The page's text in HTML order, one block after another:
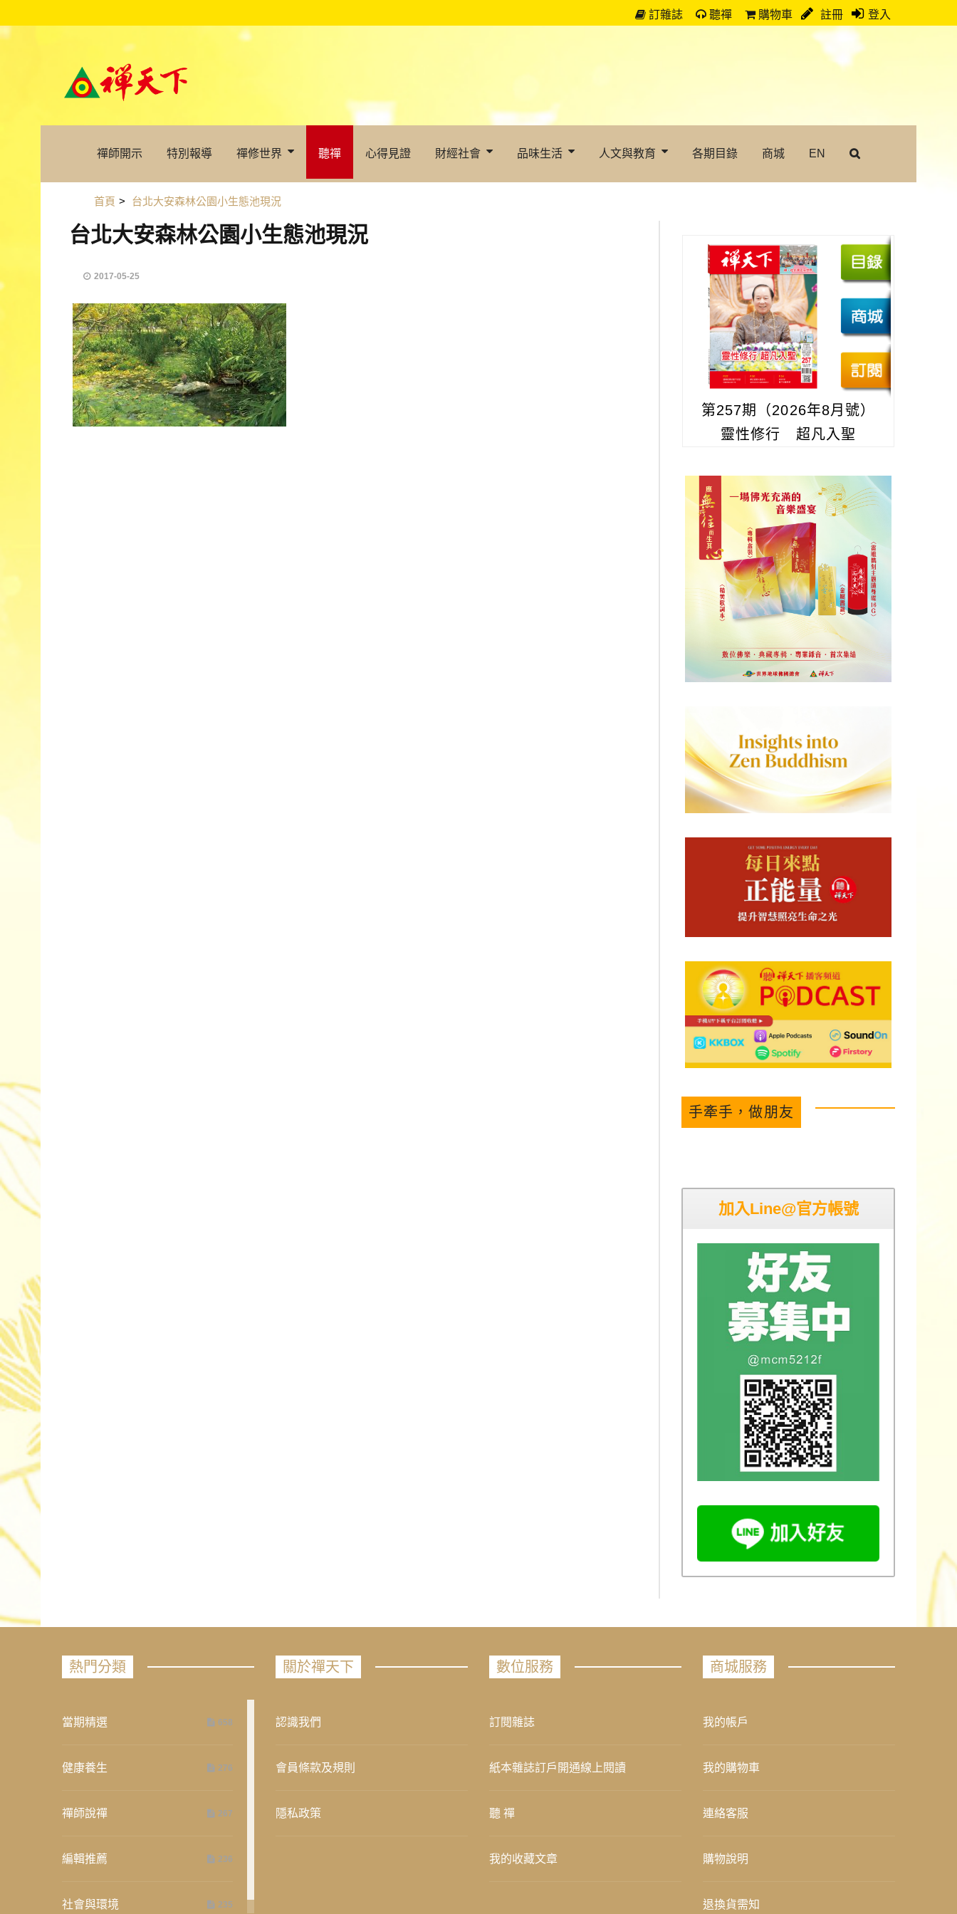
訂雜誌 聽禪 購物車 註冊 登入
禪師開示 特別報導 禪修世界 聽禪 心得見證 財經社會 品味生活 人文與教育 各期目錄 商城 EN
首頁 > 台北大安森林公園小生態池現況
台北大安森林公園小生態池現況
2017-05-25
第257期（2026年8月號）
靈性修行 超凡入聖
手牽手，做朋友
加入Line@官方帳號
熱門分類
當期精選 658
健康養生 276
禪師說禪 267
編輯推薦 236
社會與環境 235
關於禪天下
認識我們
會員條款及規則
隱私政策
數位服務
訂閱雜誌
紙本雜誌訂戶開通線上閱讀
聽 禪
我的收藏文章
商城服務
我的帳戶
我的購物車
連絡客服
購物說明
退換貨需知